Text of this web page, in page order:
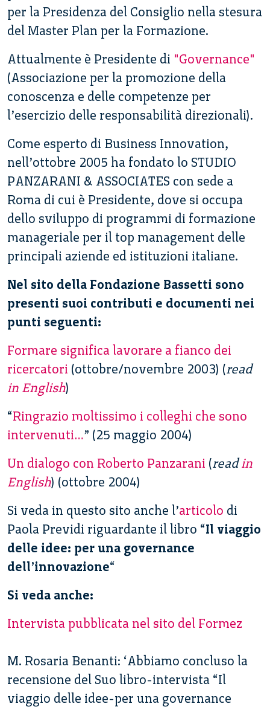
per la Presidenza del Consiglio nella stesura
del Master Plan per la Formazione.
Attualmente è Presidente di "Governance"
(Associazione per la promozione della
conoscenza e delle competenze per
l’esercizio delle responsabilità direzionali).
Come esperto di Business Innovation,
nell’ottobre 2005 ha fondato lo STUDIO
PANZARANI & ASSOCIATES con sede a
Roma di cui è Presidente, dove si occupa
dello sviluppo di programmi di formazione
manageriale per il top management delle
principali aziende ed istituzioni italiane.
Nel sito della Fondazione Bassetti sono
presenti suoi contributi e documenti nei
punti seguenti:
Formare significa lavorare a fianco dei
ricercatori (ottobre/novembre 2003) (read
in English)
“Ringrazio moltissimo i colleghi che sono
intervenuti…” (25 maggio 2004)
Un dialogo con Roberto Panzarani (readin
English) (ottobre 2004)
Si veda in questo sito anche l’articolo di
Paola Previdi riguardante il libro “Il viaggio
delle idee: per una governance
dell’innovazione“
Si veda anche:
Intervista pubblicata nel sito del Formez
M. Rosaria Benanti: ‘Abbiamo concluso la
recensione del Suo libro-intervista “Il
viaggio delle idee-per una governance